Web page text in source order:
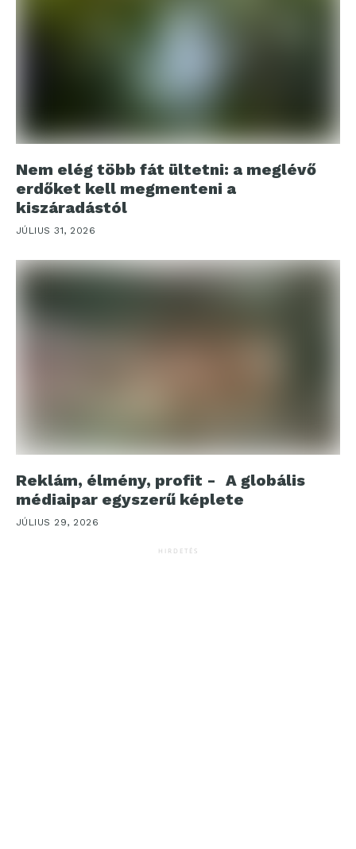
Nem elég több fát ültetni: a meglévő
erdőket kell megmenteni a
kiszáradástól
JÚLIUS 31, 2026
Reklám, élmény, profit - A globális
médiaipar egyszerű képlete
JÚLIUS 29, 2026
HIRDETÉS